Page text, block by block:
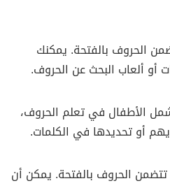
الحروف بالفتحة. يمكنك
أو ألعاب البحث عن الحروف.
الأطفال في تعلم الحروف،
أو تحديدها في الكلمات.
الحروف بالفتحة. يمكن أن